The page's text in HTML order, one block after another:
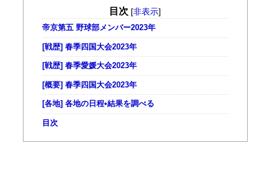
目次 [非表示]
帝京第五 野球部メンバー2023年
[戦歴] 春季四国大会2023年
[戦歴] 春季愛媛大会2023年
[概要] 春季四国大会2023年
[各地] 各地の日程•結果を調べる
目次